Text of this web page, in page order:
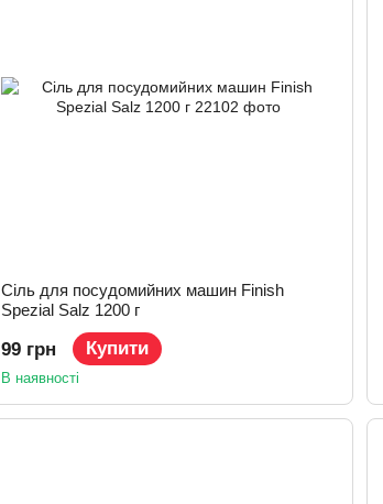
Сіль для посудомийних машин Finish
Spezial Salz 1200 г
99 грн Купити
В наявності